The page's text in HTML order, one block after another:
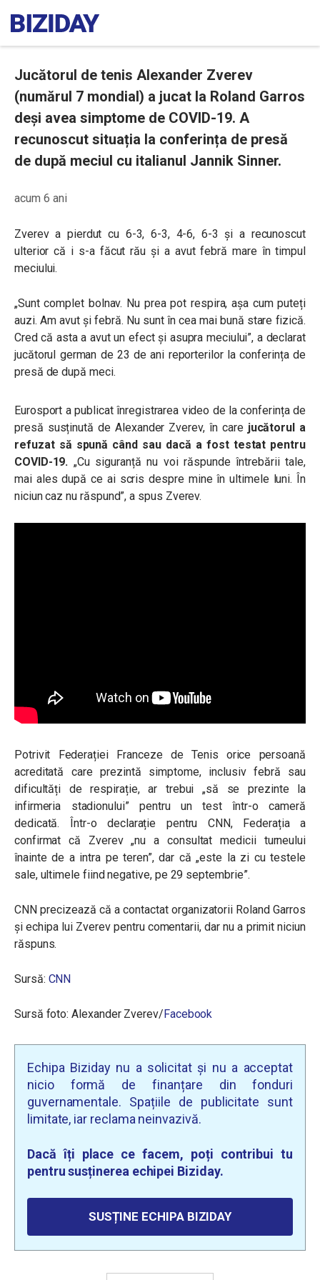
Jucătorul de tenis Alexander Zverev
(numărul 7 mondial) a jucat la Roland Garros
deși avea simptome de COVID-19. A
recunoscut situația la conferința de presă
de după meciul cu italianul Jannik Sinner.
acum 6 ani
Zverev a pierdut cu 6-3, 6-3, 4-6, 6-3 și a recunoscut
ulterior că i s-a făcut rău și a avut febră mare în timpul
meciului.
„Sunt complet bolnav. Nu prea pot respira, așa cum puteți
auzi. Am avut și febră. Nu sunt în cea mai bună stare fizică.
Cred că asta a avut un efect și asupra meciului”, a declarat
jucătorul german de 23 de ani reporterilor la conferința de
presă de după meci.
Eurosport a publicat înregistrarea video de la conferința de
presă susținută de Alexander Zverev, în carejucătorul a
refuzat să spună când sau dacă a fost testat pentru
COVID-19. „Cu siguranță nu voi răspunde întrebării tale,
mai ales după ce ai scris despre mine în ultimele luni. În
niciun caz nu răspund”, a spus Zverev.
Potrivit Federației Franceze de Tenis orice persoană
acreditată care prezintă simptome, inclusiv febră sau
dificultăți de respirație, ar trebui „să se prezinte la
infirmeria stadionului” pentru un test într-o cameră
dedicată. Într-o declarație pentru CNN, Federația a
confirmat că Zverev „nu a consultat medicii turneului
înainte de a intra pe teren”, dar că „este la zi cu testele
sale, ultimele fiind negative, pe 29 septembrie”.
CNN precizează că a contactat organizatorii Roland Garros
și echipa lui Zverev pentru comentarii, dar nu a primit niciun
răspuns.
Sursă: CNN
Sursă foto: Alexander Zverev/Facebook
Echipa Biziday nu a solicitat și nu a acceptat
nicio formă de finanțare din fonduri
guvernamentale. Spațiile de publicitate sunt
limitate, iar reclama neinvazivă.
Dacă îți place ce facem, poți contribui tu
pentru susținerea echipei Biziday.
SUSȚINE ECHIPA BIZIDAY